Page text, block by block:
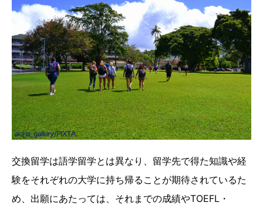
交換留学は語学留学とは異なり、留学先で得た知識や経
験をそれぞれの大学に持ち帰ることが期待されているた
め、出願にあたっては、それまでの成績やTOEFL・